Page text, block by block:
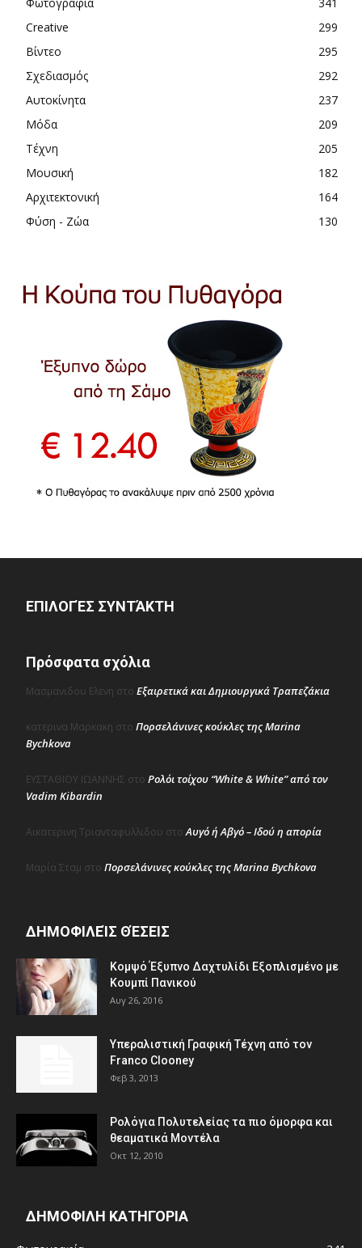
Creative
299
Βίντεο
295
Σχεδιασμός
292
Αυτοκίνητα
237
Μόδα
209
Τέχνη
205
Μουσική
182
Αρχιτεκτονική
164
Φύση - Ζώα
130
ΕΠΙΛΟΓΈΣ ΣΥΝΤΆΚΤΗ
Πρόσφατα σχόλια
Μασμανιδου Ελενη στο Εξαιρετικά και Δημιουργικά Τραπεζάκια
κατερινα Μαρκακη στο Πορσελάνινες κούκλες της Marina
Bychkova
ΕΥΣΤΑΘΙΟΥ ΙΩΑΝΝΗΣ στο Ρολόι τοίχου “White & White” από τον
Vadim Kibardin
Αικατερινη Τριανταφυλλιδου στοΑυγό ή Αβγό – Ιδού η απορία
Μαρία Σταμ στο Πορσελάνινες κούκλες της Marina Bychkova
ΔΗΜΟΦΙΛΕΊΣ ΘΈΣΕΙΣ
Κομψό Έξυπνο Δαχτυλίδι Εξοπλισμένο με
Κουμπί Πανικού
Αυγ 26, 2016
Υπεραλιστική Γραφική Τέχνη από τον
Franco Clooney
Φεβ 3, 2013
Ρολόγια Πολυτελείας τα πιο όμορφα και
θεαματικά Μοντέλα
Οκτ 12, 2010
ΔΗΜΟΦΙΛΗ ΚΑΤΗΓΟΡΙΑ